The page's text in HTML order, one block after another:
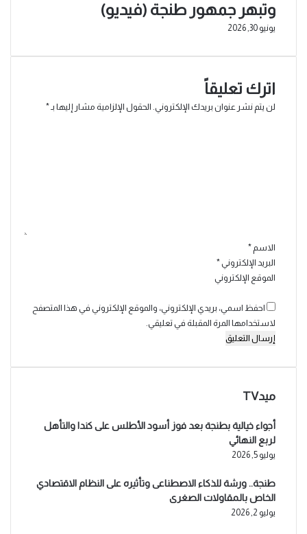
وتبهر جمهور طنجة (فيديو)
يونيو 30, 2026
اترك تعليقاً
لن يتم نشر عنوان بريدك الإلكتروني. الحقول الإلزامية مشار إليها بـ*
الاسم *
البريد الإلكتروني*
الموقع الإلكتروني
احفظ اسمي، بريدي الإلكتروني، والموقع الإلكتروني في هذا المتصفح
لاستخدامها المرة المقبلة في تعليقي.
ميدTV
أجواء خيالية بطنجة بعد فوز أسود الأطلس على كندا والتأهل
لربع النهائي
يوليو 5, 2026
طنجة.. ورشة للذكاء الاصطناعى وتأثيره على النظام الاقتصادي
الخاص بالمقاولات الصغرى
يوليو 2, 2026